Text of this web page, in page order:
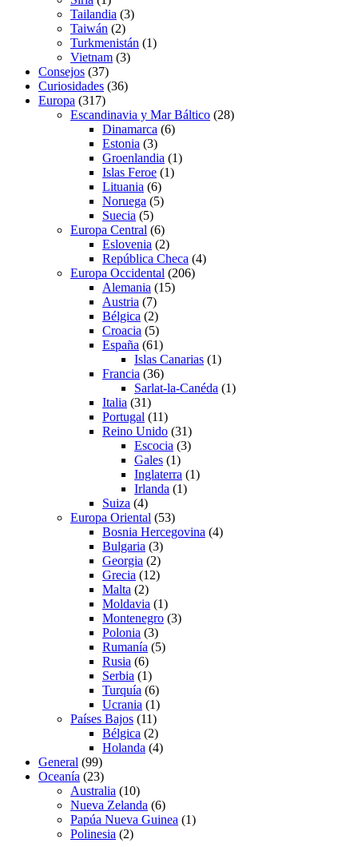
Tailandia (3)
Taiwán (2)
Turkmenistán (1)
Vietnam (3)
Consejos (37)
Curiosidades (36)
Europa (317)
Escandinavia y Mar Báltico (28)
Dinamarca (6)
Estonia (3)
Groenlandia (1)
Islas Feroe (1)
Lituania (6)
Noruega (5)
Suecia (5)
Europa Central (6)
Eslovenia (2)
República Checa (4)
Europa Occidental (206)
Alemania (15)
Austria (7)
Bélgica (2)
Croacia (5)
España (61)
Islas Canarias (1)
Francia (36)
Sarlat-la-Canéda (1)
Italia (31)
Portugal (11)
Reino Unido (31)
Escocia (3)
Gales (1)
Inglaterra (1)
Irlanda (1)
Suiza (4)
Europa Oriental (53)
Bosnia Hercegovina (4)
Bulgaria (3)
Georgia (2)
Grecia (12)
Malta (2)
Moldavia (1)
Montenegro (3)
Polonia (3)
Rumanía (5)
Rusia (6)
Serbia (1)
Turquía (6)
Ucrania (1)
Países Bajos (11)
Bélgica (2)
Holanda (4)
General (99)
Oceanía (23)
Australia (10)
Nueva Zelanda (6)
Papúa Nueva Guinea (1)
Polinesia (2)